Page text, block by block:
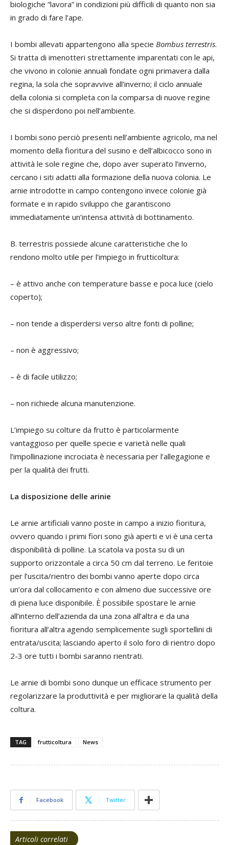
biologiche “lavora” in condizioni più difficili di quanto non sia
in grado di fare l’ape.
I bombi allevati appartengono alla specie Bombus terrestris.
Si tratta di imenotteri strettamente imparentati con le api,
che vivono in colonie annuali fondate ogni primavera dalla
regina, la sola che sopravvive all’inverno; il ciclo annuale
della colonia si completa con la comparsa di nuove regine
che si disperdono poi nell’ambiente.
I bombi sono perciò presenti nell’ambiente agricolo, ma nel
momento della fioritura del susino e dell’albicocco sono in
attività le sole regine che, dopo aver superato l’inverno,
cercano i siti adatti alla formazione della nuova colonia. Le
arnie introdotte in campo contengono invece colonie già
formate e in rapido sviluppo che garantiscono
immediatamente un’intensa attività di bottinamento.
B. terrestris possiede alcune caratteristiche che lo
rendono molto utile per l’impiego in frutticoltura:
– è attivo anche con temperature basse e poca luce (cielo
coperto);
– non tende a disperdersi verso altre fonti di polline;
– non è aggressivo;
– è di facile utilizzo;
– non richiede alcuna manutenzione.
L’impiego su colture da frutto è particolarmente
vantaggioso per quelle specie e varietà nelle quali
l’impollinazione incrociata è necessaria per l’allegagione e
per la qualità dei frutti.
La disposizione delle arinie
Le arnie artificiali vanno poste in campo a inizio fioritura,
ovvero quando i primi fiori sono già aperti e vi è una certa
disponibilità di polline. La scatola va posta su di un
supporto orizzontale a circa 50 cm dal terreno. Le feritoie
per l’uscita/rientro dei bombi vanno aperte dopo circa
un’ora dal collo­camento e con almeno due successive ore
di piena luce disponibile. È possibile spostare le arnie
all’interno dell’azienda da una zona all’altra e da una
fioritura all’altra agendo semplicemente sugli sportellini di
entrata/uscita; lasciando aperto il solo foro di rientro dopo
2-3 ore tutti i bombi saranno rientrati.
Le arnie di bombi sono dunque un efficace strumento per
regolarizzare la produttività e per migliorare la qualità della
coltura.
TAG frutticoltura News
Facebook Twitter
Articoli correlati